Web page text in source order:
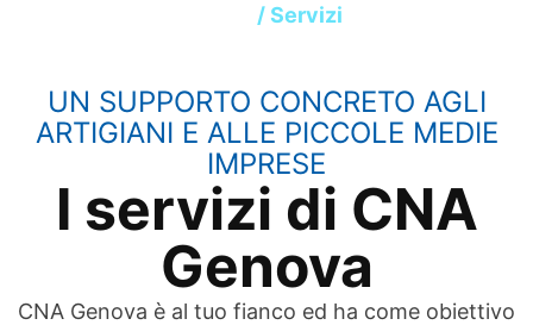
/ Servizi
UN SUPPORTO CONCRETO AGLI
ARTIGIANI E ALLE PICCOLE MEDIE
IMPRESE
I servizi di CNA
Genova
CNA Genova è al tuo fianco ed ha come obiettivo